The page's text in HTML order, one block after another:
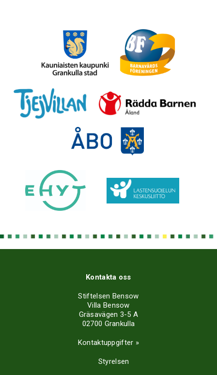
Kontakta oss
Stiftelsen Bensow
Villa Bensow
Gräsavägen 3-5 A
02700 Grankulla
Kontaktuppgifter »
Styrelsen